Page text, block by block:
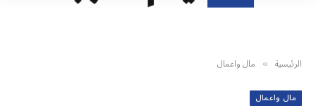
الرئيسية » مال واعمال
مال واعمال